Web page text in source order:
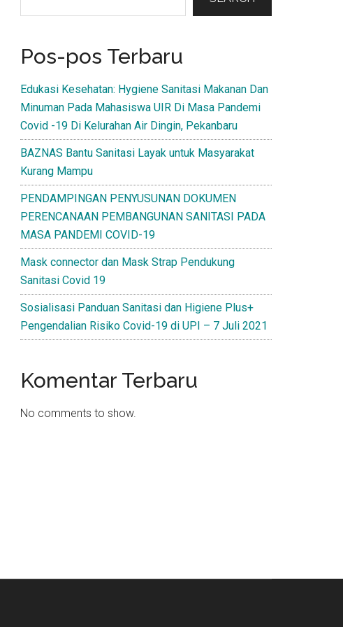
Pos-pos Terbaru
Edukasi Kesehatan: Hygiene Sanitasi Makanan Dan
Minuman Pada Mahasiswa UIR Di Masa Pandemi
Covid -19 Di Kelurahan Air Dingin, Pekanbaru
BAZNAS Bantu Sanitasi Layak untuk Masyarakat
Kurang Mampu
PENDAMPINGAN PENYUSUNAN DOKUMEN
PERENCANAAN PEMBANGUNAN SANITASI PADA
MASA PANDEMI COVID-19
Mask connector dan Mask Strap Pendukung
Sanitasi Covid 19
Sosialisasi Panduan Sanitasi dan Higiene Plus+
Pengendalian Risiko Covid-19 di UPI – 7 Juli 2021
Komentar Terbaru
No comments to show.